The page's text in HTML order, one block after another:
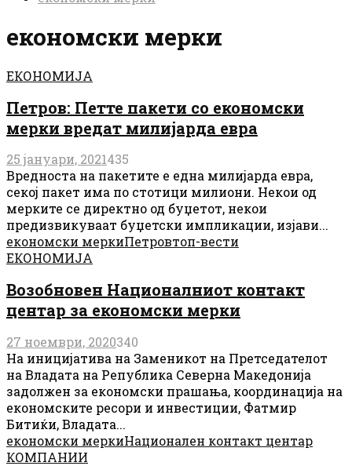
економски мерки
ЕКОНОМИЈА
Петров: Петте пакети со економски
мерки вредат милијарда евра
25 јануари, 2021435
Вредноста на пакетите е една милијарда евра,
секој пакет има по стотици милиони. Некои од
мерките се директно од буџетот, некои
предизвикуваат буџетски импликации, изјави...
економски меркиПетровтоп-вести
ЕКОНОМИЈА
Возобновен Националниот контакт
центар за економски мерки
27 ноември, 2020340
На иницијатива на Заменикот на Претседателот
на Владата на Република Северна Македонија
задолжен за економски прашања, координација на
економските ресори и инвестиции, Фатмир
Битиќи, Владата...
економски меркиНационален контакт центар
КОМПАНИИ